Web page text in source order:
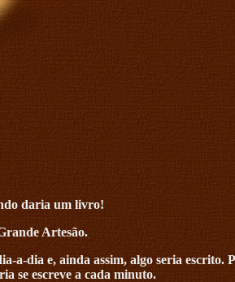
daria um livro!
Artesão.
dia e, ainda assim, algo seria escrito.
se escreve a cada minuto.